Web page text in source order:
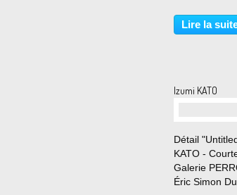
sculpture,
bronze à la
Lire la
Izumi KATO
Détail
KATO -
Galerie
Éric Simon